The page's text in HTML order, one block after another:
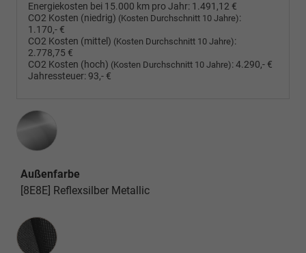
Energiekosten bei 15.000 km pro Jahr: 1.491,12 €
CO2 Kosten (niedrig) (Kosten Durchschnitt 10 Jahre):
1.170,- €
CO2 Kosten (mittel) (Kosten Durchschnitt 10 Jahre):
2.778,75 €
CO2 Kosten (hoch) (Kosten Durchschnitt 10 Jahre):4.290,- €
Jahressteuer: 93,- €
Außenfarbe
[8E8E] Reflexsilber Metallic
Innenausstattung